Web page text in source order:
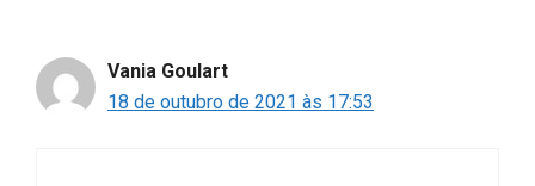
Vania Goulart
18 de outubro de 2021 às 17:53